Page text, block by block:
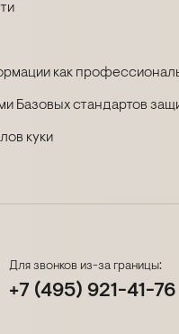
как
Базовых стандартов
куки
Для звонков из-за границы:
+7 (495) 921-41-76